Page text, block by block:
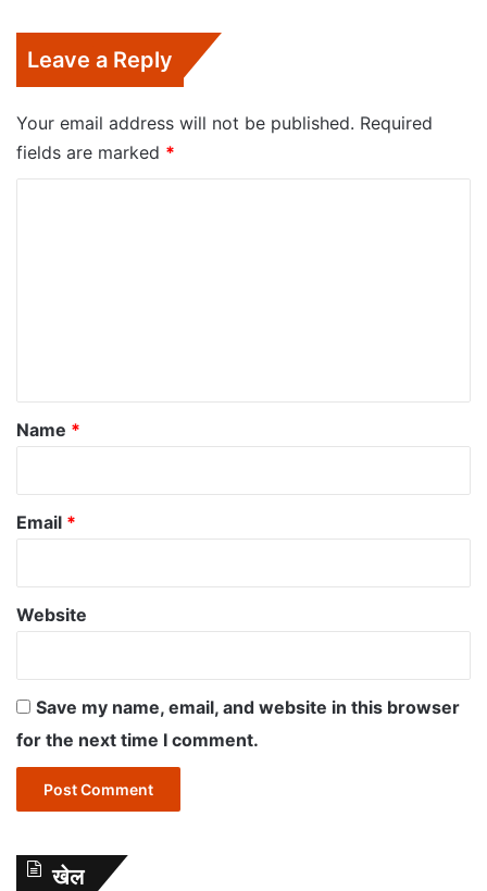
Leave a Reply
Your email address will not be published. Required
fields are marked *
*
Name *
Email *
Website
Save my name, email, and website in this browser
for the next time I comment.
खेल